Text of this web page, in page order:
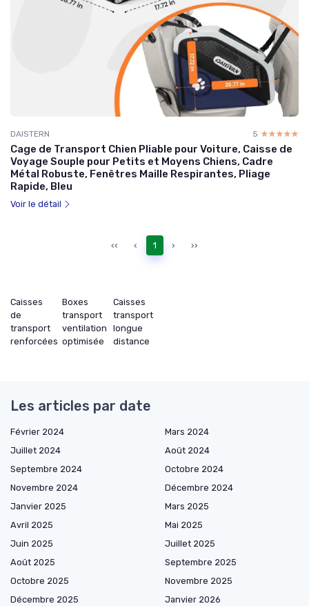
DAISTERN 5 ☆☆☆☆☆
★★★★★
Cage de Transport Chien Pliable pour Voiture, Caisse de
Voyage Souple pour Petits et Moyens Chiens, Cadre
Métal Robuste, Fenêtres Maille Respirantes, Pliage
Rapide, Bleu
Voir le détail
‹‹ ‹ 1 › ››
Caisses
de
transport
renforcées
Boxes
transport
ventilation
optimisée
Caisses
transport
longue
distance
Les articles par date
Février 2024
Mars 2024
Juillet 2024
Août 2024
Septembre 2024
Octobre 2024
Novembre 2024
Décembre 2024
Janvier 2025
Mars 2025
Avril 2025
Mai 2025
Juin 2025
Juillet 2025
Août 2025
Septembre 2025
Octobre 2025
Novembre 2025
Décembre 2025
Janvier 2026